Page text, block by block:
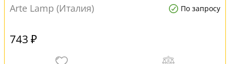
Arte Lamp (Италия) По запросу
743 ₽